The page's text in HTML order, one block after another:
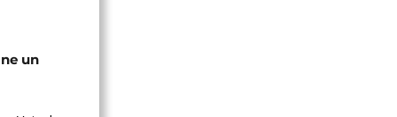
un